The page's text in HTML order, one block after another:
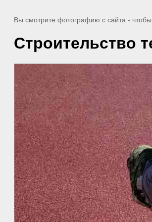
Вы смотрите фотографию с сайта -
Строительство